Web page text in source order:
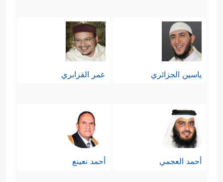
ياسين الجزائري عمر القزابري
أحمد العجمي أحمد نعينع